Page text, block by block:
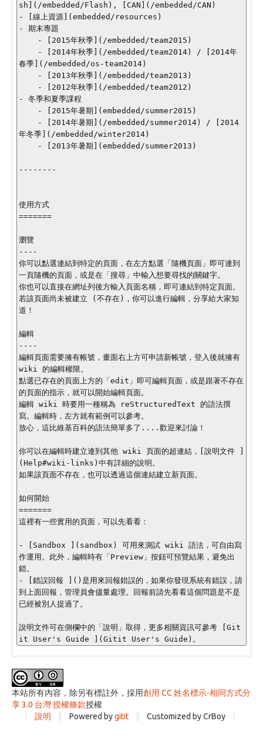
sh](/embedded/Flash), [CAN](/embedded/CAN)
- [線上資源](embedded/resources)
- 期末專題
春季](/embedded/os-team2014)
- 冬季和夏季課程
年冬季](/embedded/winter2014)
--------
使用方式
=======
瀏覽
----
你可以點選連結到特定的頁面，在左方點選「隨機頁面」即可連到
一頁隨機的頁面，或是在「搜尋」中輸入想要尋找的關鍵字。
你也可以直接在網址列後方輸入頁面名稱，即可連結到特定頁面。
若該頁面尚未被建立 (不存在)，你可以進行編輯，分享給大家知
道！
編輯
----
編輯頁面需要擁有帳號，畫面右上方可申請新帳號，登入後就擁有
wiki 的編輯權限。
點選已存在的頁面上方的「edit」即可編輯頁面，或是跟著不存在
的頁面的指示，就可以開始編輯頁面。
編輯 wiki 時要用一種稱為 reStructuredText 的語法撰
寫。編輯時，左方就有範例可以參考。
放心，這比維基百科的語法簡單多了....歡迎來討論！
你可以在編輯時建立連到其他 wiki 頁面的超連結，[說明文件 ]
(Help#wiki-links)中有詳細的說明。
如果該頁面不存在，也可以透過這個連結建立新頁面。
如何開始
=======
這裡有一些實用的頁面，可以先看看：
- [Sandbox ](sandbox) 可用來測試 wiki 語法，可自由寫
作運用。此外，編輯時有「Preview」按鈕可預覽結果，避免出
錯。
- [錯誤回報 ]()是用來回報錯誤的，如果你發現系統有錯誤，請
到上面回報，管理員會儘量處理。回報前請先看看這個問題是不是
已經被別人提過了。
說明文件可在側欄中的「說明」取得，更多相關資訊可參考 [Git
本站所有內容，除另有標註外，採用創用 CC 姓名標示-相同方式分
享 3.0 台灣 授權條款授權
說明
Powered bygitit Customized by CrBoy